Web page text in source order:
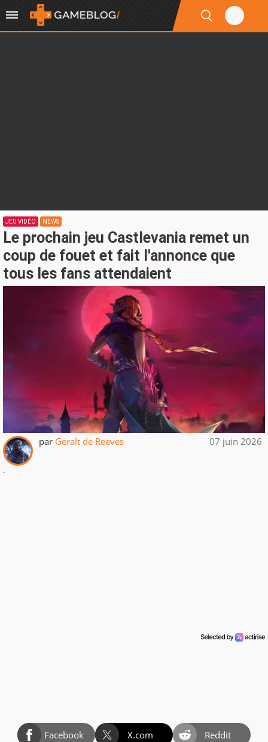
JEU VIDÉO NEWS
Le prochain jeu Castlevania remet un
coup de fouet et fait l'annonce que
tous les fans attendaient
par Geralt de Reeves 07 juin 2026
.
Facebook X.com
Reddit